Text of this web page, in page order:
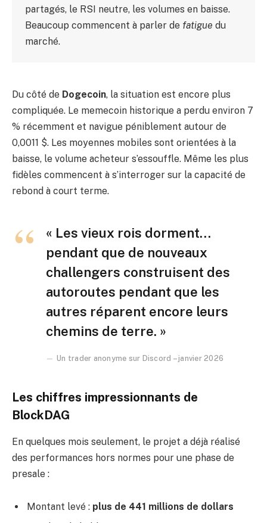
partagés, le RSI neutre, les volumes en baisse.
Beaucoup commencent à parler de fatigue du
marché.
Du côté de Dogecoin, la situation est encore plus
compliquée. Le memecoin historique a perdu environ 7
% récemment et navigue péniblement autour de
0,0011 $. Les moyennes mobiles sont orientées à la
baisse, le volume acheteur s’essouffle. Même les plus
fidèles commencent à s’interroger sur la capacité de
rebond à court terme.
« Les vieux rois dorment…
pendant que de nouveaux
challengers construisent des
autoroutes pendant que les
autres réparent encore leurs
chemins de terre. »
Un trader anonyme sur Discord – janvier 2026
Les chiffres impressionnants de
BlockDAG
En quelques mois seulement, le projet a déjà réalisé
des performances hors normes pour une phase de
presale :
Montant levé : plus de 441 millions de dollars